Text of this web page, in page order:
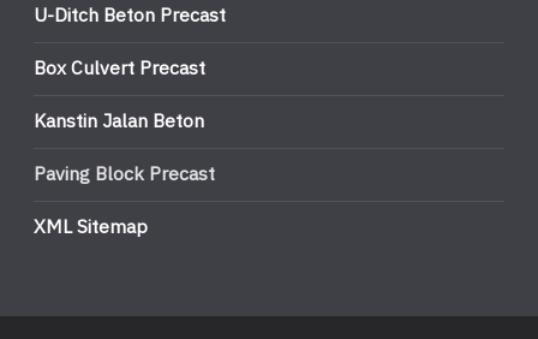
U-Ditch Beton Precast
Box Culvert Precast
Kanstin Jalan Beton
Paving Block Precast
XML Sitemap